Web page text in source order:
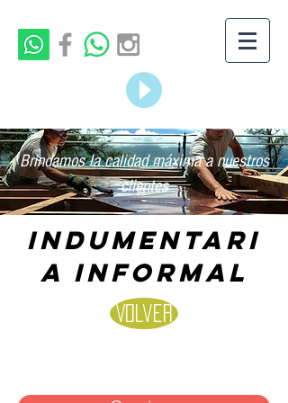
Brindamos la calidad máxima a nuestros
clientes
Indumentari
a informal
Volver